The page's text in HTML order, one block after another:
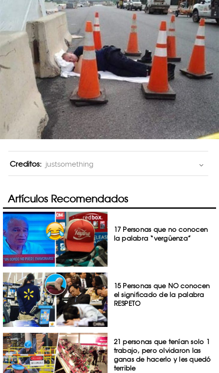
Creditos: justsomething
Artículos Recomendados
17 Personas que no conocen
la palabra “vergüenza”
15 Personas que NO conocen
el significado de la palabra
RESPETO
21 personas que tenían solo 1
trabajo, pero olvidaron las
ganas de hacerlo y les quedó
terrible